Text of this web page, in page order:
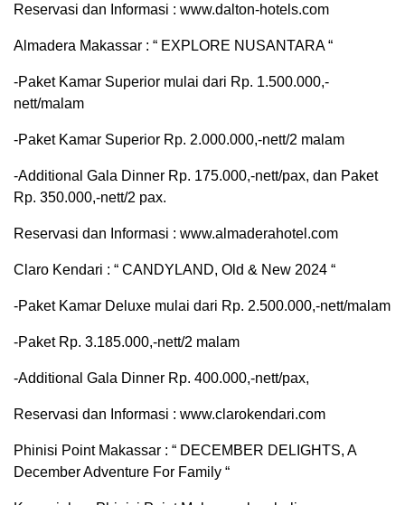
Reservasi dan Informasi : www.dalton-hotels.com
Almadera Makassar : “ EXPLORE NUSANTARA “
-Paket Kamar Superior mulai dari Rp. 1.500.000,-
nett/malam
-Paket Kamar Superior Rp. 2.000.000,-nett/2 malam
-Additional Gala Dinner Rp. 175.000,-nett/pax, dan Paket
Rp. 350.000,-nett/2 pax.
Reservasi dan Informasi : www.almaderahotel.com
Claro Kendari : “ CANDYLAND, Old & New 2024 “
-Paket Kamar Deluxe mulai dari Rp. 2.500.000,-nett/malam
-Paket Rp. 3.185.000,-nett/2 malam
-Additional Gala Dinner Rp. 400.000,-nett/pax,
Reservasi dan Informasi : www.clarokendari.com
Phinisi Point Makassar : “ DECEMBER DELIGHTS, A
December Adventure For Family “